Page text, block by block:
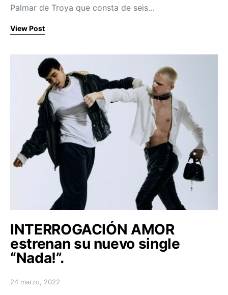
Palmar de Troya que consta de seis…
View Post
INTERROGACIÓN AMOR
estrenan su nuevo single
“Nada!”.
Posted on
24 marzo, 2022